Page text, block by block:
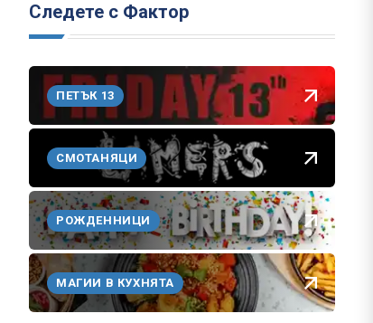
Следете с Фактор
ПЕТЪК 13
СМОТАНЯЦИ
РОЖДЕННИЦИ
МАГИИ В КУХНЯТА